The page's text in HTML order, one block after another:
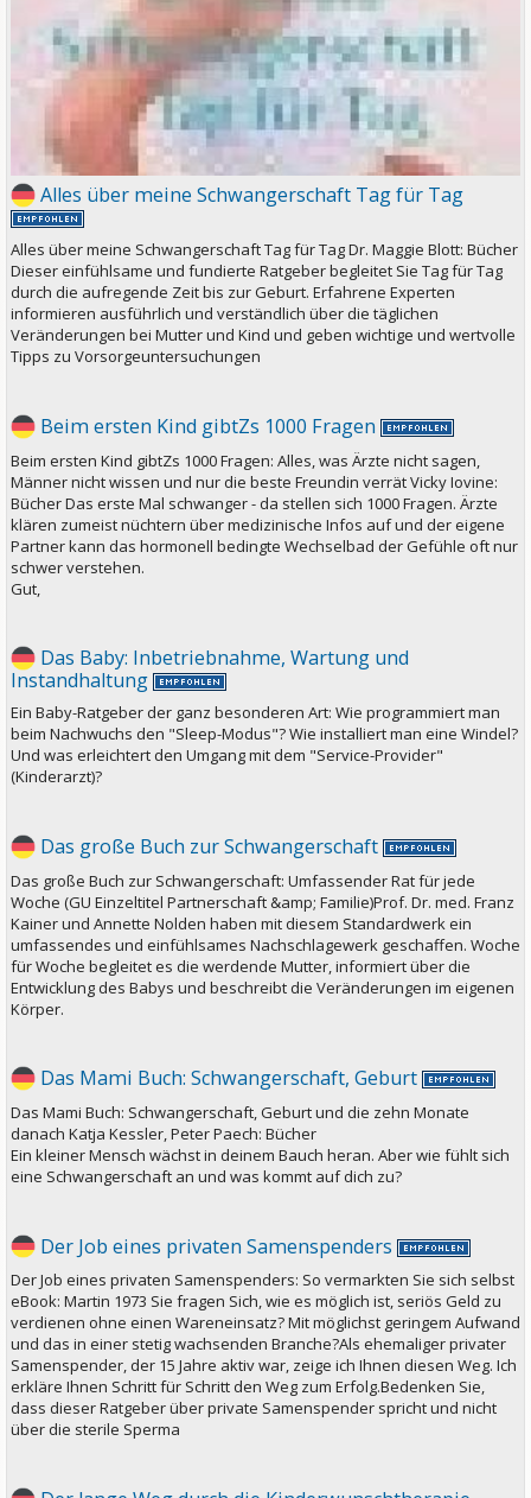
Alles über meine Schwangerschaft Tag für Tag
Alles über meine Schwangerschaft Tag für Tag Dr. Maggie Blott: Bücher
Dieser einfühlsame und fundierte Ratgeber begleitet Sie Tag für Tag
durch die aufregende Zeit bis zur Geburt. Erfahrene Experten
informieren ausführlich und verständlich über die täglichen
Veränderungen bei Mutter und Kind und geben wichtige und wertvolle
Tipps zu Vorsorgeuntersuchungen
Beim ersten Kind gibtZs 1000 Fragen
Beim ersten Kind gibtZs 1000 Fragen: Alles, was Ärzte nicht sagen,
Männer nicht wissen und nur die beste Freundin verrät Vicky Iovine:
Bücher Das erste Mal schwanger - da stellen sich 1000 Fragen. Ärzte
klären zumeist nüchtern über medizinische Infos auf und der eigene
Partner kann das hormonell bedingte Wechselbad der Gefühle oft nur
schwer verstehen.
Gut,
Das Baby: Inbetriebnahme, Wartung und
Instandhaltung
Ein Baby-Ratgeber der ganz besonderen Art: Wie programmiert man
beim Nachwuchs den "Sleep-Modus"? Wie installiert man eine Windel?
Und was erleichtert den Umgang mit dem "Service-Provider"
(Kinderarzt)?
Das große Buch zur Schwangerschaft
Das große Buch zur Schwangerschaft: Umfassender Rat für jede
Woche (GU Einzeltitel Partnerschaft &amp; Familie)Prof. Dr. med. Franz
Kainer und Annette Nolden haben mit diesem Standardwerk ein
umfassendes und einfühlsames Nachschlagewerk geschaffen. Woche
für Woche begleitet es die werdende Mutter, informiert über die
Entwicklung des Babys und beschreibt die Veränderungen im eigenen
Körper.
Das Mami Buch: Schwangerschaft, Geburt
Das Mami Buch: Schwangerschaft, Geburt und die zehn Monate
danach Katja Kessler, Peter Paech: Bücher
Ein kleiner Mensch wächst in deinem Bauch heran. Aber wie fühlt sich
eine Schwangerschaft an und was kommt auf dich zu?
Der Job eines privaten Samenspenders
Der Job eines privaten Samenspenders: So vermarkten Sie sich selbst
eBook: Martin 1973 Sie fragen Sich, wie es möglich ist, seriös Geld zu
verdienen ohne einen Wareneinsatz? Mit möglichst geringem Aufwand
und das in einer stetig wachsenden Branche?Als ehemaliger privater
Samenspender, der 15 Jahre aktiv war, zeige ich Ihnen diesen Weg. Ich
erkläre Ihnen Schritt für Schritt den Weg zum Erfolg.Bedenken Sie,
dass dieser Ratgeber über private Samenspender spricht und nicht
über die sterile Sperma